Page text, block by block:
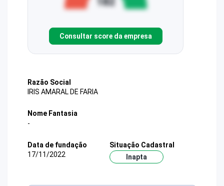
Consultar score da empresa
Razão Social
IRIS AMARAL DE FARIA
Nome Fantasia
-
Data de fundação
17/11/2022
Situação Cadastral
Inapta